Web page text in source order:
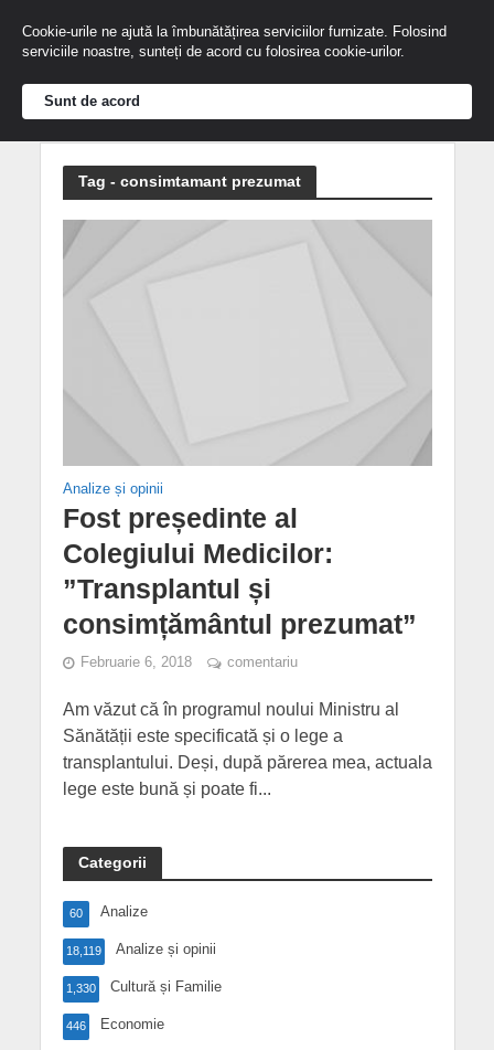
Tag - consimtamant prezumat
Analize și opinii
Fost președinte al
Colegiului Medicilor:
”Transplantul și
consimțământul prezumat”
Februarie 6, 2018 comentariu
Am văzut că în programul noului Ministru al
Sănătății este specificată și o lege a
transplantului. Deși, după părerea mea, actuala
lege este bună și poate fi...
Categorii
Analize
60
Analize și opinii
18,119
Cultură și Familie
1,330
Economie
446
Cookie-urile ne ajută la îmbunătățirea serviciilor furnizate. Folosind
serviciile noastre, sunteți de acord cu folosirea cookie-urilor.
Sunt de acord